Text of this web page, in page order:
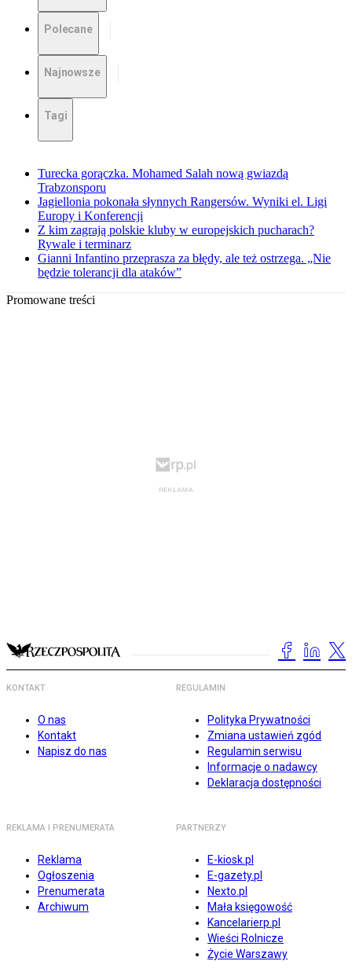
Polecane
Najnowsze
Tagi
Turecka gorączka. Mohamed Salah nową gwiazdą
Trabzonsporu
Jagiellonia pokonała słynnych Rangersów. Wyniki el. Ligi
Europy i Konferencji
Z kim zagrają polskie kluby w europejskich pucharach?
Rywale i terminarz
Gianni Infantino przeprasza za błędy, ale też ostrzega. „Nie
będzie tolerancji dla ataków”
Promowane treści
KONTAKT
O nas
Kontakt
Napisz do nas
REGULAMIN
Polityka Prywatności
Zmiana ustawień zgód
Regulamin serwisu
Informacje o nadawcy
Deklaracja dostępności
REKLAMA I PRENUMERATA
Reklama
Ogłoszenia
Prenumerata
Archiwum
PARTNERZY
E-kiosk.pl
E-gazety.pl
Nexto.pl
Mała księgowość
Kancelarierp.pl
Wieści Rolnicze
Życie Warszawy